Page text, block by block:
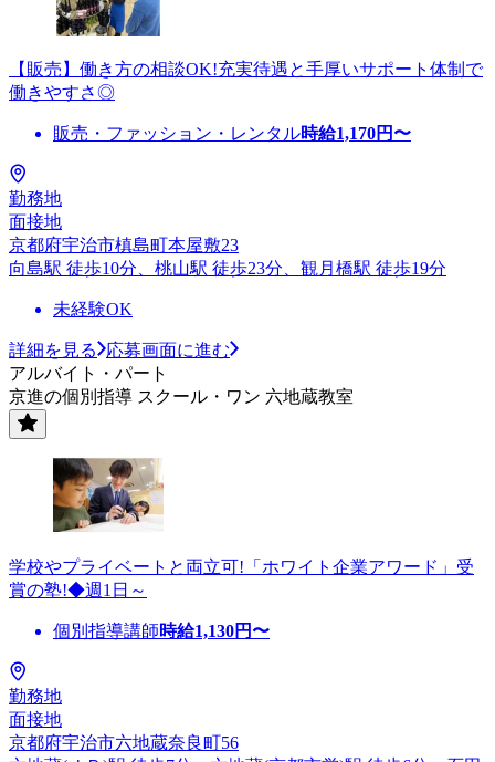
【販売】働き方の相談OK!充実待遇と手厚いサポート体制で
働きやすさ◎
販売・ファッション・レンタル時給1,170円〜
勤務地
面接地
京都府宇治市槙島町本屋敷23
向島駅 徒歩10分、桃山駅 徒歩23分、観月橋駅 徒歩19分
未経験OK
詳細を見る
応募画面に進む
アルバイト・パート
京進の個別指導 スクール・ワン 六地蔵教室
学校やプライベートと両立可!「ホワイト企業アワード」受
賞の塾!◆週1日～
個別指導講師時給1,130円〜
勤務地
面接地
京都府宇治市六地蔵奈良町56